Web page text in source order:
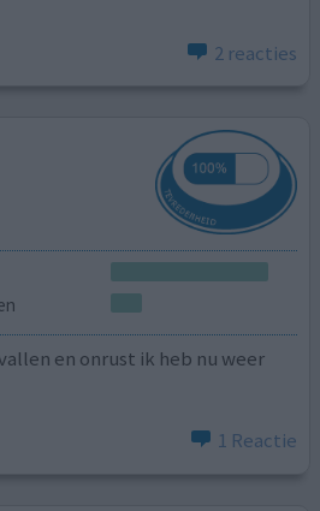
2 reacties
en onrust ik heb nu weer
1 Reactie